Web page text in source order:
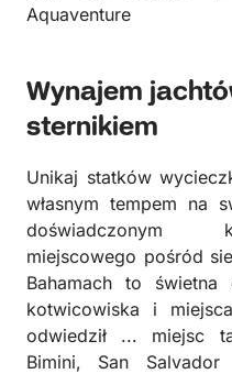
Aquaventure
Wynajem
sternikiem
Unikaj statków
własnym tempem na
doświadczonym
miejscowego pośród
Bahamach to
kotwicowiska i
odwiedził ... miejsc
Bimini, San